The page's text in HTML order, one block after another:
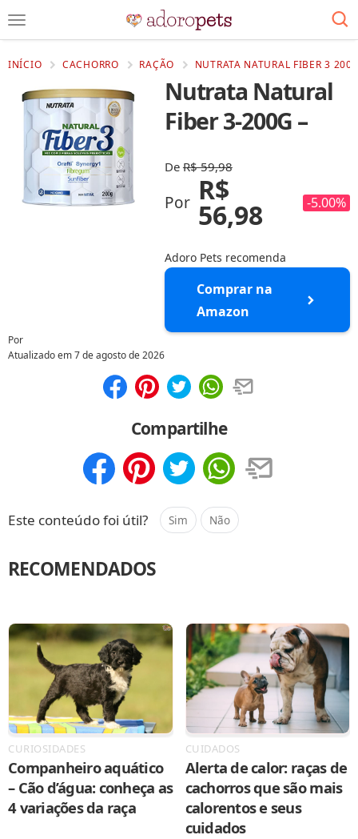
INÍCIO CACHORRO RAÇÃO NUTRATA NATURAL FIBER 3
Nutrata Natural
Fiber 3-200G –
De R$ 59,98
Por R$
56,98 -5.00%
Adoro Pets recomenda
Comprar na
Amazon
Por
Atualizado em7 de agosto de 2026
Compartilhe
Este conteúdo foi útil? Sim Não
RECOMENDADOS
CURIOSIDADES
Companheiro aquático
– Cão d’água: conheça as
4 variações da raça
CUIDADOS
Alerta de calor: raças de
cachorros que são mais
calorentos e seus
cuidados